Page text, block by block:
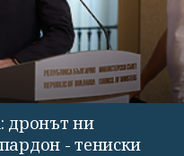
дронът ни
- тениски